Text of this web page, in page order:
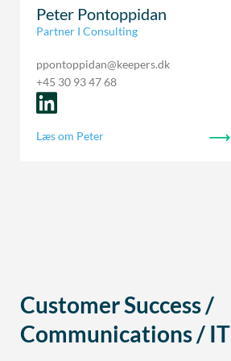
Peter Pontoppidan
Partner I Consulting
ppontoppidan@keepers.dk
+45 30 93 47 68
Læs om Peter
Customer Success /
Communications / IT